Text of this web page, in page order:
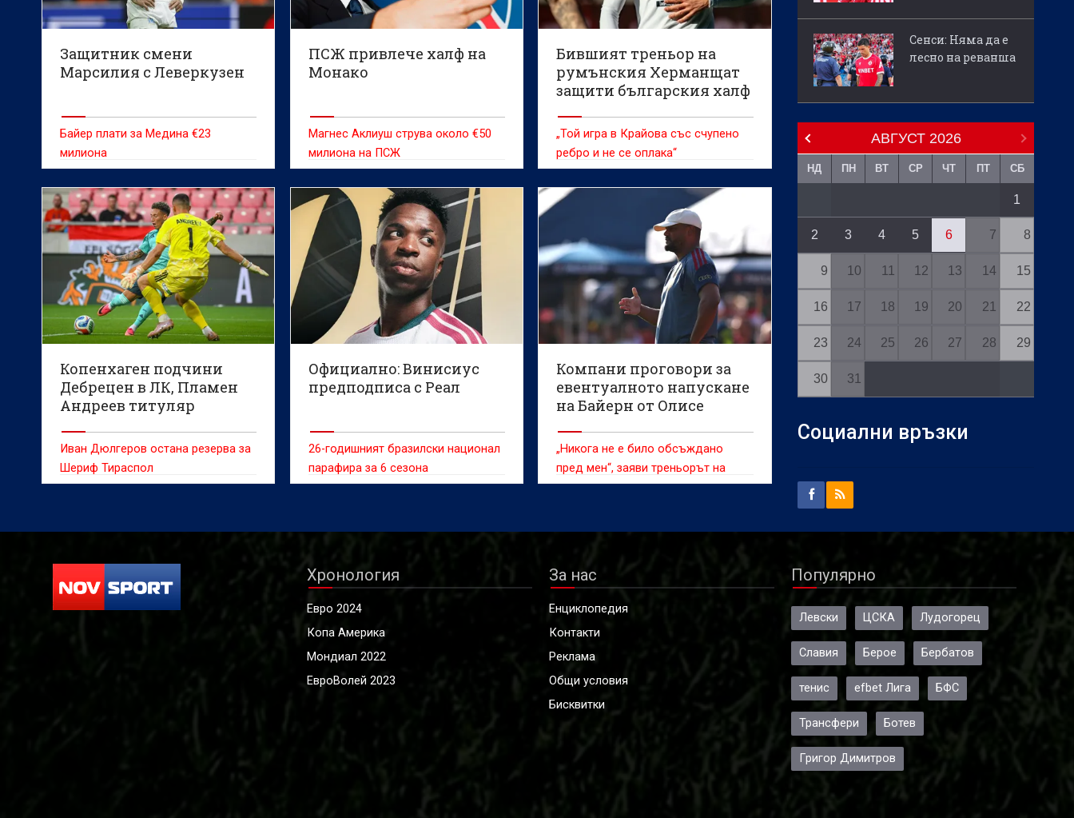
Защитник смени
Марсилия с Леверкузен
Байер плати за Медина €23
милиона
ПСЖ привлече халф на
Монако
Магнес Аклиуш струва около €50
милиона на ПСЖ
Бившият треньор на
румънския Херманщат
защити българския халф
„Той игра в Крайова със счупено
ребро и не се оплака“
Копенхаген подчини
Дебрецен в ЛК, Пламен
Андреев титуляр
Иван Дюлгеров остана резерва за
Шериф Тираспол
Официално: Винисиус
предподписа с Реал
26-годишният бразилски национал
парафира за 6 сезона
Компани проговори за
евентуалното напускане
на Байерн от Олисе
„Никога не е било обсъждано
пред мен“, заяви треньорът на
Байерн
Сенси: Няма да е
лесно на реванша
АВГУСТ 2026
НД ПН ВТ СР ЧТ ПТ СБ
1
2 3 4 5 6 7 8
9 10 11 12 13 14 15
16 17 18 19 20 21 22
23 24 25 26 27 28 29
30 31
Социални връзки
Хронология
Евро 2024
Копа Америка
Мондиал 2022
ЕвроВолей 2023
За нас
Енциклопедия
Контакти
Реклама
Общи условия
Бисквитки
Популярно
Левски ЦСКА Лудогорец
Славия Берое Бербатов
тенис efbet Лига БФС
Трансфери Ботев
Григор Димитров